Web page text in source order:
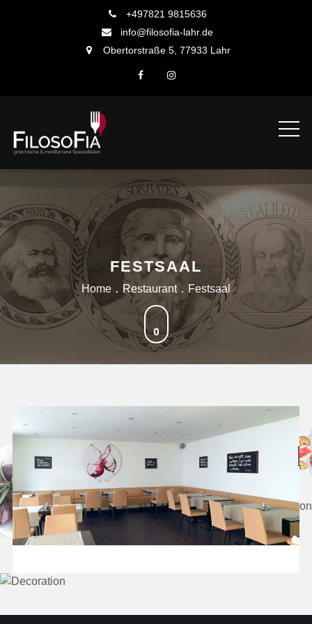
+497821 9815636
info@filosofia-lahr.de
Obertorstraße 5, 77933 Lahr
FESTSAAL
Home Restaurant Festsaal